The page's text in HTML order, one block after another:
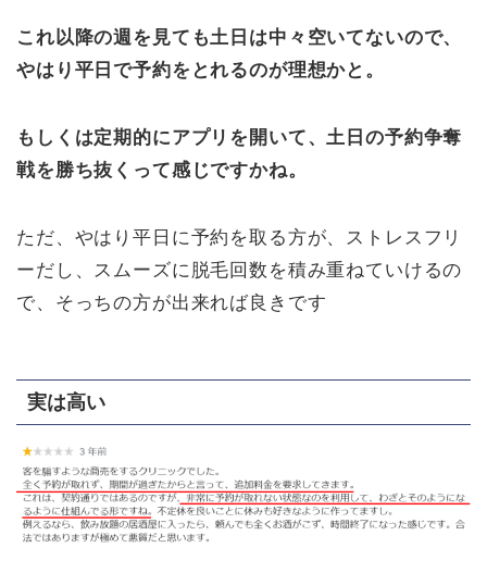
これ以降の週を見ても土日は中々空いてないので、
やはり平日で予約をとれるのが理想かと。
もしくは定期的にアプリを開いて、土日の予約争奪
戦を勝ち抜くって感じですかね。
ただ、やはり平日に予約を取る方が、ストレスフリ
ーだし、スムーズに脱毛回数を積み重ねていけるの
で、そっちの方が出来れば良きです
実は高い